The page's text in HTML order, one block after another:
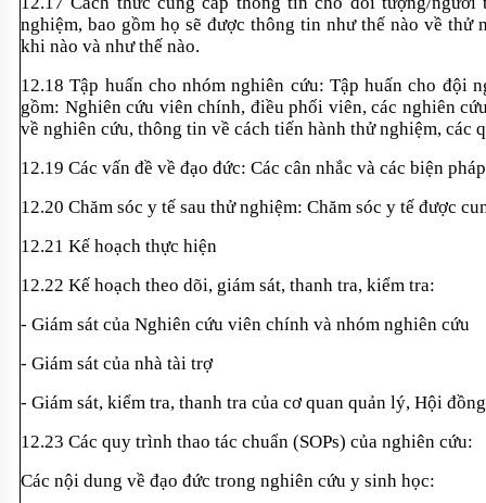
nghiệm, bao gồm họ sẽ được thông tin như thế nào về thử
khi nào và như thế nào.
12.18 Tập huấn cho nhóm nghiên cứu: Tập huấn cho đội
gồm: Nghiên cứu viên chính, điều phối viên, các nghiên c
về nghiên cứu, thông tin về cách tiến hành thử nghiệm, các
12.19 Các vấn đề về đạo đức: Các cân nhắc và các biện ph
12.20 Chăm sóc y tế sau thử nghiệm: Chăm sóc y tế được
12.21 Kế hoạch thực hiện
12.22 Kế hoạch theo dõi, giám sát, thanh tra, kiểm tra:
- Giám sát của Nghiên cứu viên chính và nhóm nghiên cứu
- Giám sát của nhà tài trợ
- Giám sát, kiểm tra, thanh tra của cơ quan quản lý, Hội
12.23 Các quy trình thao tác chuẩn (SOPs) của nghiên cứu:
Các nội dung về đạo đức trong nghiên cứu y sinh học: